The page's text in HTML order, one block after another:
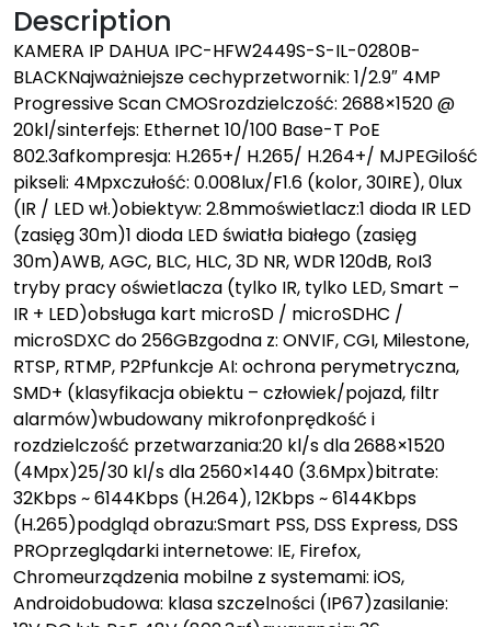
Description
KAMERA IP DAHUA IPC-HFW2449S-S-IL-0280B-
BLACKNajważniejsze cechyprzetwornik: 1/2.9″ 4MP
Progressive Scan CMOSrozdzielczość: 2688×1520 @
20kl/sinterfejs: Ethernet 10/100 Base-T PoE
802.3afkompresja: H.265+/ H.265/ H.264+/ MJPEGilość
pikseli: 4Mpxczułość: 0.008lux/F1.6 (kolor, 30IRE), 0lux
(IR / LED wł.)obiektyw: 2.8mmoświetlacz:1 dioda IR LED
(zasięg 30m)1 dioda LED światła białego (zasięg
30m)AWB, AGC, BLC, HLC, 3D NR, WDR 120dB, RoI3
tryby pracy oświetlacza (tylko IR, tylko LED, Smart –
IR + LED)obsługa kart microSD / microSDHC /
microSDXC do 256GBzgodna z: ONVIF, CGI, Milestone,
RTSP, RTMP, P2Pfunkcje AI: ochrona perymetryczna,
SMD+ (klasyfikacja obiektu – człowiek/pojazd, filtr
alarmów)wbudowany mikrofonprędkość i
rozdzielczość przetwarzania:20 kl/s dla 2688×1520
(4Mpx)25/30 kl/s dla 2560×1440 (3.6Mpx)bitrate:
32Kbps ~ 6144Kbps (H.264), 12Kbps ~ 6144Kbps
(H.265)podgląd obrazu:Smart PSS, DSS Express, DSS
PROprzeglądarki internetowe: IE, Firefox,
Chromeurządzenia mobilne z systemami: iOS,
Androidobudowa: klasa szczelności (IP67)zasilanie: